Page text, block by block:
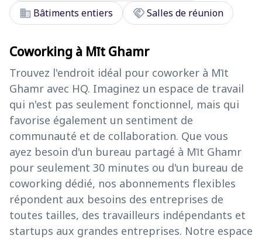
domain Bâtiments entiers handshakeSalles de réunion
Coworking à Mīt Ghamr
Trouvez l'endroit idéal pour coworker à Mīt
Ghamr avec HQ. Imaginez un espace de travail
qui n'est pas seulement fonctionnel, mais qui
favorise également un sentiment de
communauté et de collaboration. Que vous
ayez besoin d'un bureau partagé à Mīt Ghamr
pour seulement 30 minutes ou d'un bureau de
coworking dédié, nos abonnements flexibles
répondent aux besoins des entreprises de
toutes tailles, des travailleurs indépendants et
startups aux grandes entreprises. Notre espace